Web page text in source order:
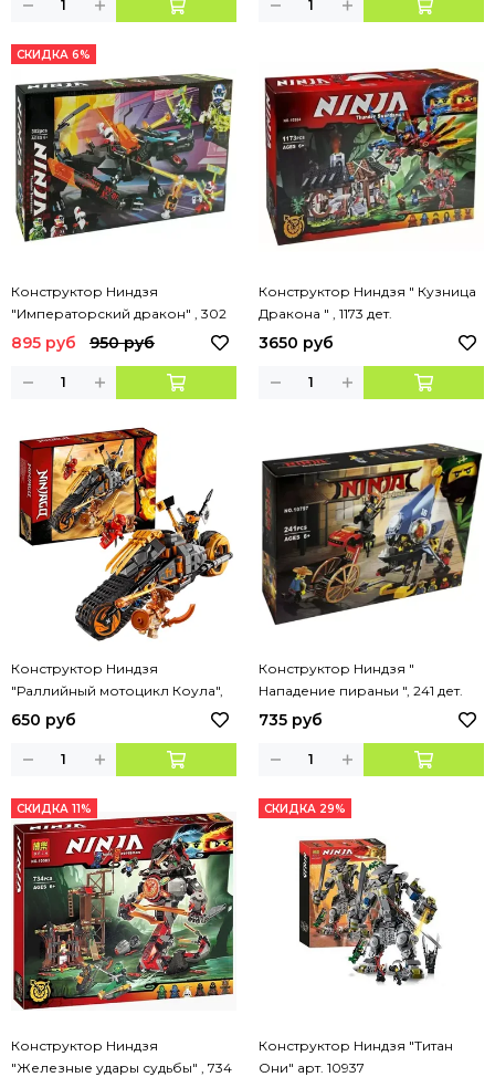
СКИДКА 6%
Конструктор Ниндзя
"Императорский дракон" , 302
дет.
895 руб 950 руб
Конструктор Ниндзя " Кузница
Дракона " , 1173 дет.
3650 руб
Конструктор Ниндзя
"Раллийный мотоцикл Коула",
230 дет.
650 руб
Конструктор Ниндзя "
Нападение пираньи ", 241 дет.
735 руб
СКИДКА 11%
Конструктор Ниндзя
"Железные удары судьбы" , 734
СКИДКА 29%
Конструктор Ниндзя "Титан
Они" арт. 10937